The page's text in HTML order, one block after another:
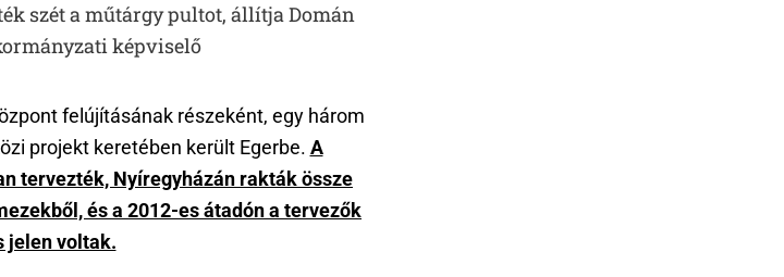
szét a műtárgy pultot, állítja Domán
képviselő
felújításának részeként, egy három
projekt keretében került Egerbe. A
tervezték, Nyíregyházán rakták össze
és a 2012-es átadón a tervezők
jelen voltak.